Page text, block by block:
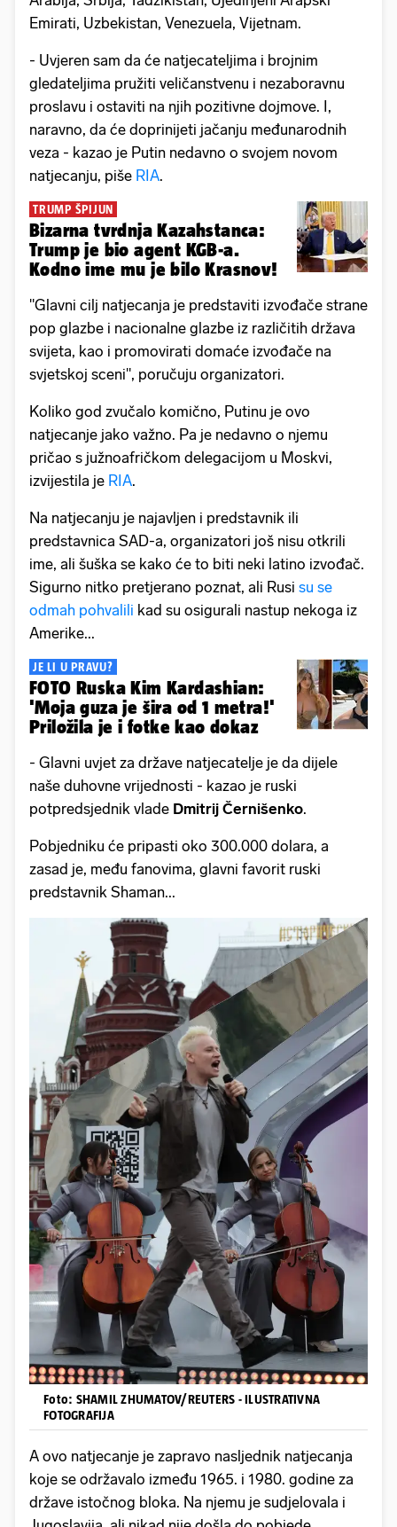
Emirati, Uzbekistan, Venezuela, Vijetnam.
- Uvjeren sam da će natjecateljima i brojnim
gledateljima pružiti veličanstvenu i nezaboravnu
proslavu i ostaviti na njih pozitivne dojmove. I,
naravno, da će doprinijeti jačanju međunarodnih
veza - kazao je Putin nedavno o svojem novom
natjecanju, piše RIA.
TRUMP ŠPIJUN
Bizarna tvrdnja Kazahstanca:
Trump je bio agent KGB-a.
Kodno ime mu je bilo Krasnov!
"Glavni cilj natjecanja je predstaviti izvođače strane
pop glazbe i nacionalne glazbe iz različitih država
svijeta, kao i promovirati domaće izvođače na
svjetskoj sceni", poručuju organizatori.
Koliko god zvučalo komično, Putinu je ovo
natjecanje jako važno. Pa je nedavno o njemu
pričao s južnoafričkom delegacijom u Moskvi,
izvijestila je RIA.
Na natjecanju je najavljen i predstavnik ili
predstavnica SAD-a, organizatori još nisu otkrili
ime, ali šuška se kako će to biti neki latino izvođač.
Sigurno nitko pretjerano poznat, ali Rusi su se
odmah pohvalili kad su osigurali nastup nekoga iz
Amerike...
JE LI U PRAVU?
FOTO Ruska Kim Kardashian:
'Moja guza je šira od 1 metra!'
Priložila je i fotke kao dokaz
- Glavni uvjet za države natjecatelje je da dijele
naše duhovne vrijednosti - kazao je ruski
potpredsjednik vlade Dmitrij Černišenko.
Pobjedniku će pripasti oko 300.000 dolara, a
zasad je, među fanovima, glavni favorit ruski
predstavnik Shaman...
Foto: SHAMIL ZHUMATOV/REUTERS - ILUSTRATIVNA
FOTOGRAFIJA
A ovo natjecanje je zapravo nasljednik natjecanja
koje se održavalo između 1965. i 1980. godine za
države istočnog bloka. Na njemu je sudjelovala i